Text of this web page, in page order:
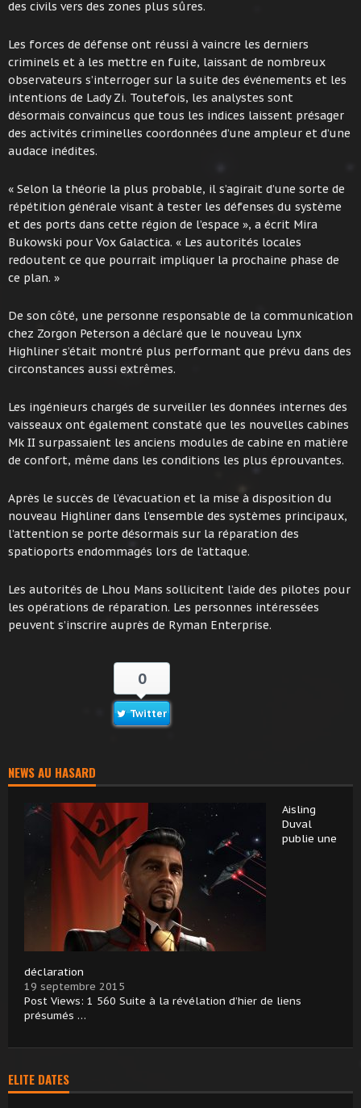
des civils vers des zones plus sûres.
Les forces de défense ont réussi à vaincre les derniers
criminels et à les mettre en fuite, laissant de nombreux
observateurs s’interroger sur la suite des événements et les
intentions de Lady Zi. Toutefois, les analystes sont
désormais convaincus que tous les indices laissent présager
des activités criminelles coordonnées d’une ampleur et d’une
audace inédites.
« Selon la théorie la plus probable, il s’agirait d’une sorte de
répétition générale visant à tester les défenses du système
et des ports dans cette région de l’espace », a écrit Mira
Bukowski pour Vox Galactica. « Les autorités locales
redoutent ce que pourrait impliquer la prochaine phase de
ce plan. »
De son côté, une personne responsable de la communication
chez Zorgon Peterson a déclaré que le nouveau Lynx
Highliner s’était montré plus performant que prévu dans des
circonstances aussi extrêmes.
Les ingénieurs chargés de surveiller les données internes des
vaisseaux ont également constaté que les nouvelles cabines
Mk II surpassaient les anciens modules de cabine en matière
de confort, même dans les conditions les plus éprouvantes.
Après le succès de l’évacuation et la mise à disposition du
nouveau Highliner dans l’ensemble des systèmes principaux,
l’attention se porte désormais sur la réparation des
spatioports endommagés lors de l’attaque.
Les autorités de Lhou Mans sollicitent l’aide des pilotes pour
les opérations de réparation. Les personnes intéressées
peuvent s’inscrire auprès de Ryman Enterprise.
0
Twitter
NEWS AU HASARD
Aisling
Duval
publie une
déclaration
19 septembre 2015
Post Views: 1 560 Suite à la révélation d’hier de liens
présumés …
ELITE DATES